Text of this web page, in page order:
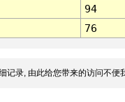
94
76
记录, 由此给您带来的访问不便